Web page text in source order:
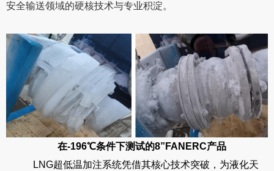
安全输送领域的硬核技术与专业积淀。
在-196℃条件下测试的8”FANERC产品
LNG超低温加注系统凭借其核心技术突破，为液化天